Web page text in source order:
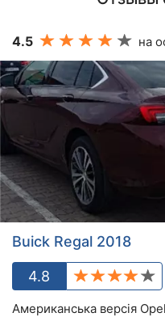
4.5 на
Buick Regal 2018
4.8
Американська версія